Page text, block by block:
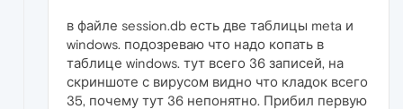
в файле session.db есть две таблицы meta и
windows. подозреваю что надо копать в
таблице windows. тут всего 36 записей, на
скриншоте с вирусом видно что кладок всего
35, почему тут 36 непонятно. Прибил первую